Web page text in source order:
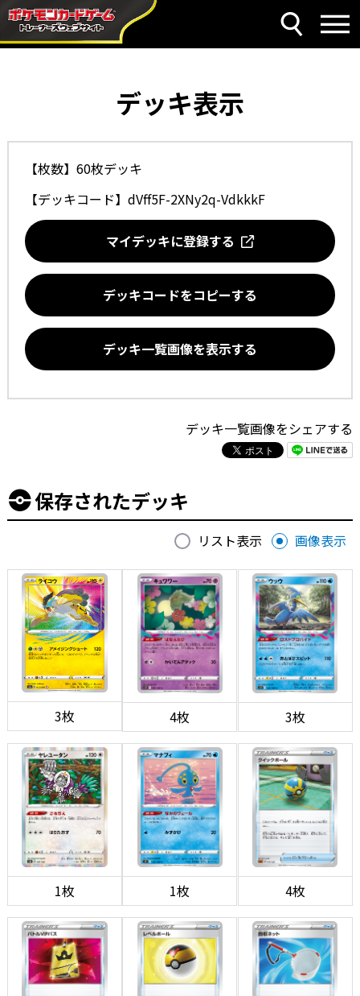
デッキ表示
【枚数】60枚デッキ
【デッキコード】 dVff5F-2XNy2q-VdkkkF
マイデッキに登録する
デッキコードをコピーする
デッキ一覧画像を表示する
デッキ一覧画像をシェアする
保存されたデッキ
リスト表示 画像表示
3枚 4枚 3枚
1枚 1枚 4枚